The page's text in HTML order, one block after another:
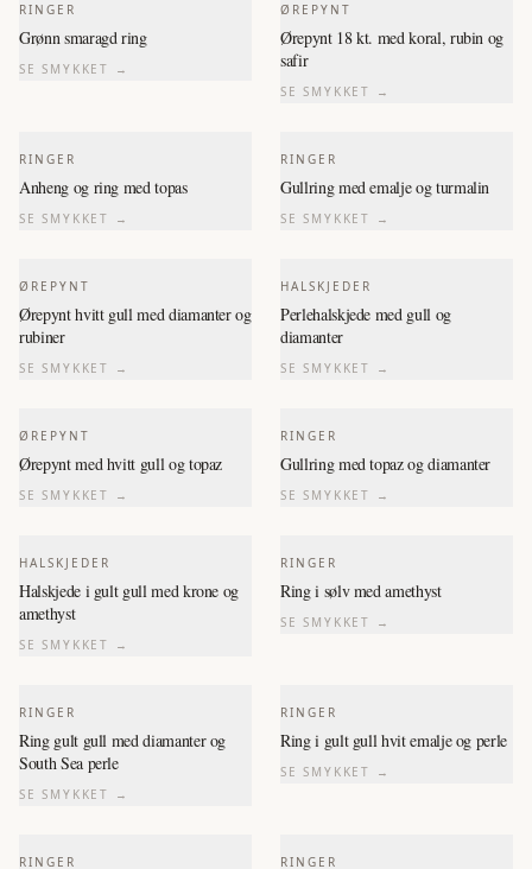
RINGER
Grønn smaragd ring
SE SMYKKET →
ØREPYNT
Ørepynt 18 kt. med koral, rubin og
safir
SE SMYKKET →
RINGER
Anheng og ring med topas
SE SMYKKET →
RINGER
Gullring med emalje og turmalin
SE SMYKKET →
ØREPYNT
Ørepynt hvitt gull med diamanter og
rubiner
SE SMYKKET →
HALSKJEDER
Perlehalskjede med gull og
diamanter
SE SMYKKET →
ØREPYNT
Ørepynt med hvitt gull og topaz
SE SMYKKET →
RINGER
Gullring med topaz og diamanter
SE SMYKKET →
HALSKJEDER
Halskjede i gult gull med krone og
amethyst
SE SMYKKET →
RINGER
Ring i sølv med amethyst
SE SMYKKET →
RINGER
Ring gult gull med diamanter og
South Sea perle
SE SMYKKET →
RINGER
Ring i gult gull hvit emalje og perle
SE SMYKKET →
RINGER RINGER